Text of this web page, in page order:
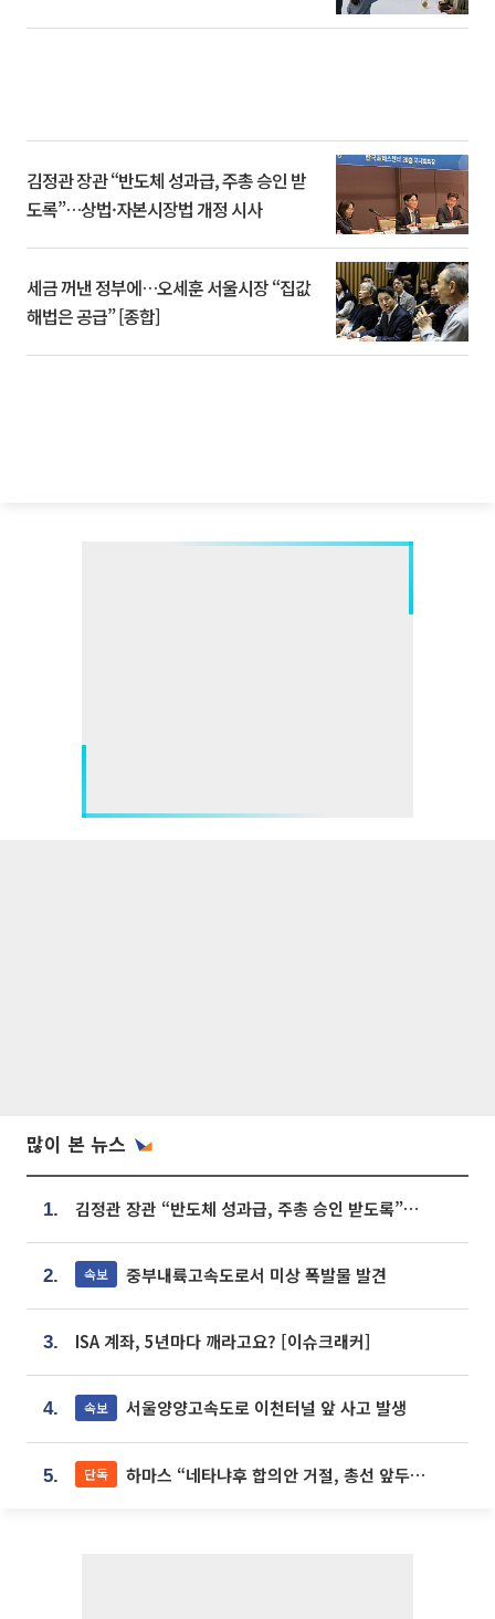
김정관 장관 “반도체 성과급, 주총 승인 받
도록”…상법·자본시장법 개정 시사
세금 꺼낸 정부에…오세훈 서울시장 “집값
해법은 공급” [종합]
많이 본 뉴스
1. 김정관 장관 “반도체 성과급, 주총 승인 받도록”…상법·자본시장법 개정 시사
2. 속보 중부내륙고속도로서 미상 폭발물 발견
3. ISA 계좌, 5년마다 깨라고요? [이슈크래커]
4. 속보 서울양양고속도로 이천터널 앞 사고 발생
5. 단독 하마스 “네타냐후 합의안 거절, 총선 앞두고 시간 끌기”